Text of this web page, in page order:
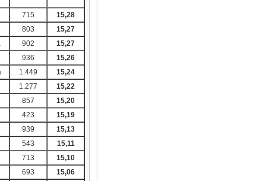
715
15,28
803
15,27
902
15,27
936
15,26
1.449
15,24
1.277
15,22
857
15,20
423
15,19
939
15,13
543
15,11
713
15,10
693
15,06